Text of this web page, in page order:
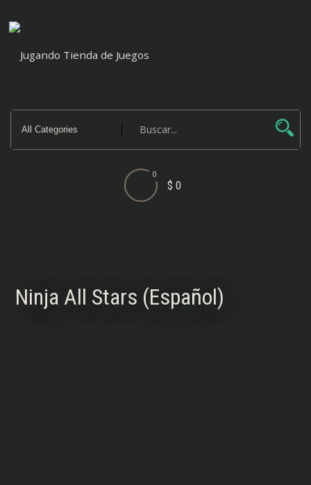
0
$ 0
Ninja All Stars (Español)